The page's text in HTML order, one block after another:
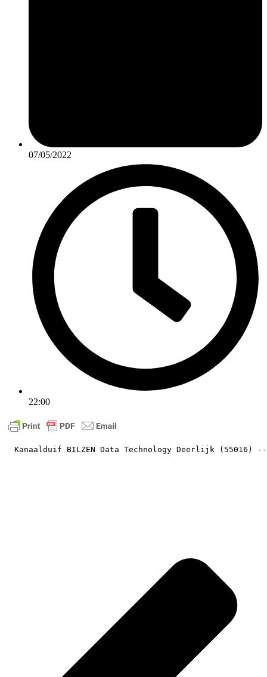
07/05/2022
22:00
Kanaalduif BILZEN Data Technology Deerlijk (55016)